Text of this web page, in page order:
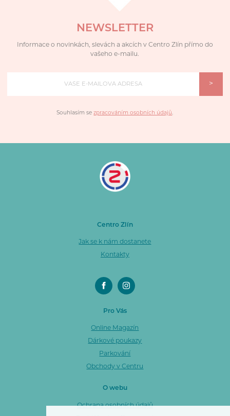
NEWSLETTER
Informace o novinkách, slevách a akcích v Centro Zlín přímo do
vašeho e-mailu.
>
Souhlasím sezpracováním osobních údajů.
Centro Zlín
Jak se k nám dostanete
Kontakty
Pro Vás
Online Magazín
Dárkové poukazy
Parkování
Obchody v Centru
O webu
Ochrana osobních údajů